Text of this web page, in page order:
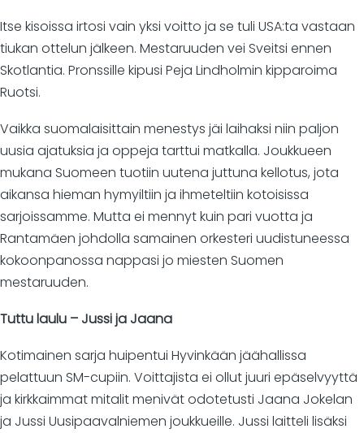
Itse kisoissa irtosi vain yksi voitto ja se tuli USA:ta vastaan
tiukan ottelun jälkeen. Mestaruuden vei Sveitsi ennen
Skotlantia. Pronssille kipusi Peja Lindholmin kipparoima
Ruotsi.
Vaikka suomalaisittain menestys jäi laihaksi niin paljon
uusia ajatuksia ja oppeja tarttui matkalla. Joukkueen
mukana Suomeen tuotiin uutena juttuna kellotus, jota
aikansa hieman hymyiltiin ja ihmeteltiin kotoisissa
sarjoissamme. Mutta ei mennyt kuin pari vuotta ja
Rantamäen johdolla samainen orkesteri uudistuneessa
kokoonpanossa nappasi jo miesten Suomen
mestaruuden.
Tuttu laulu – Jussi ja Jaana
Kotimainen sarja huipentui Hyvinkään jäähallissa
pelattuun SM-cupiin. Voittajista ei ollut juuri epäselvyyttä
ja kirkkaimmat mitalit menivät odotetusti Jaana Jokelan
ja Jussi Uusipaavalniemen joukkueille. Jussi laitteli lisäksi